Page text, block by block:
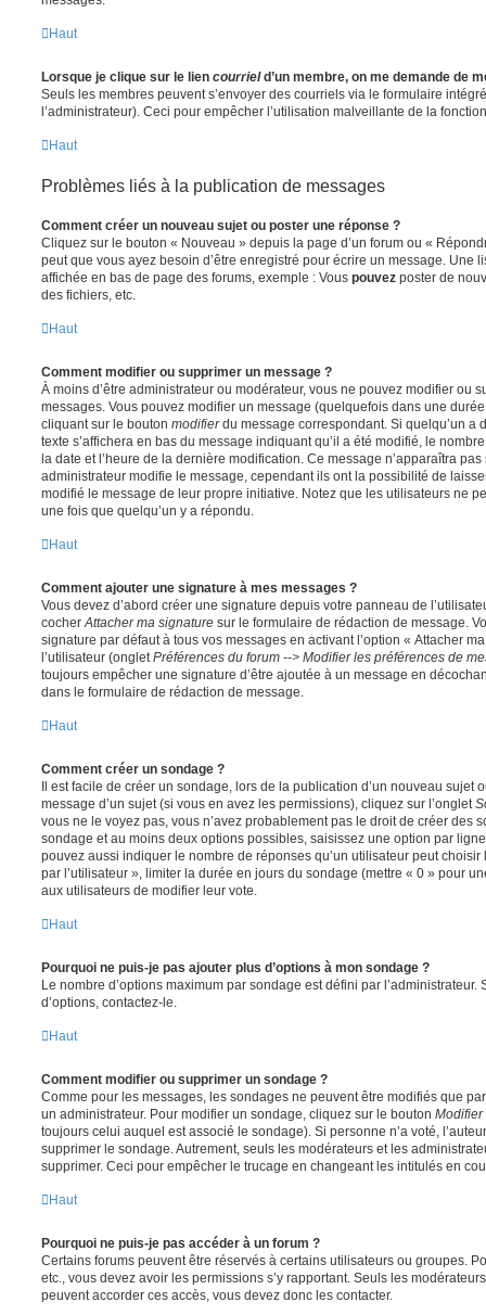
Haut
Lorsque je clique sur le lien courrield’un membre, on me demande de
Seuls les membres peuvent s’envoyer des courriels via le formulaire
l’administrateur). Ceci pour empêcher l’utilisation malveillante de la
Haut
Problèmes liés à la publication de messages
Comment créer un nouveau sujet ou poster une réponse ?
Cliquez sur le bouton « Nouveau » depuis la page d’un forum ou «
peut que vous ayez besoin d’être enregistré pour écrire un message. Une
affichée en bas de page des forums, exemple : Vous pouvez poster de
des fichiers, etc.
Haut
Comment modifier ou supprimer un message ?
À moins d’être administrateur ou modérateur, vous ne pouvez modifier ou
messages. Vous pouvez modifier un message (quelquefois dans une
cliquant sur le bouton modifierdu message correspondant. Si quelqu’un a
texte s’affichera en bas du message indiquant qu’il a été modifié, le
la date et l’heure de la dernière modification. Ce message n’apparaîtra
administrateur modifie le message, cependant ils ont la possibilité de
modifié le message de leur propre initiative. Notez que les utilisateurs ne
une fois que quelqu’un y a répondu.
Haut
Comment ajouter une signature à mes messages ?
Vous devez d’abord créer une signature depuis votre panneau de
cocher Attacher ma signature sur le formulaire de rédaction de message.
signature par défaut à tous vos messages en activant l’option « Attacher
l’utilisateur (onglet Préférences du forum --> Modifier les préférences de
toujours empêcher une signature d’être ajoutée à un message en
dans le formulaire de rédaction de message.
Haut
Comment créer un sondage ?
Il est facile de créer un sondage, lors de la publication d’un nouveau sujet
message d’un sujet (si vous en avez les permissions), cliquez sur l’onglet
vous ne le voyez pas, vous n’avez probablement pas le droit de créer des
sondage et au moins deux options possibles, saisissez une option par
pouvez aussi indiquer le nombre de réponses qu’un utilisateur peut
par l’utilisateur », limiter la durée en jours du sondage (mettre « 0 » pour
aux utilisateurs de modifier leur vote.
Haut
Pourquoi ne puis-je pas ajouter plus d’options à mon sondage ?
Le nombre d’options maximum par sondage est défini par l’administrateur.
d’options, contactez-le.
Haut
Comment modifier ou supprimer un sondage ?
Comme pour les messages, les sondages ne peuvent être modifiés que
un administrateur. Pour modifier un sondage, cliquez sur le bouton Modifier
toujours celui auquel est associé le sondage). Si personne n’a voté,
supprimer le sondage. Autrement, seuls les modérateurs et les
supprimer. Ceci pour empêcher le trucage en changeant les intitulés en
Haut
Pourquoi ne puis-je pas accéder à un forum ?
Certains forums peuvent être réservés à certains utilisateurs ou groupes.
etc., vous devez avoir les permissions s’y rapportant. Seuls les
peuvent accorder ces accès, vous devez donc les contacter.